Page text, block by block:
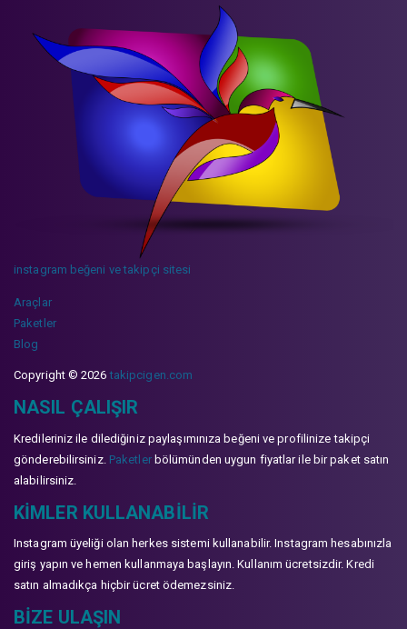
instagram beğeni ve takipçi sitesi
Araçlar
Paketler
Blog
Copyright © 2026takipcigen.com
NASIL ÇALIŞIR
Kredileriniz ile dilediğiniz paylaşımınıza beğeni ve profilinize takipçi
gönderebilirsiniz. Paketlerbölümünden uygun fiyatlar ile bir paket satın
alabilirsiniz.
KIMLER KULLANABILIR
Instagram üyeliği olan herkes sistemi kullanabilir. Instagram hesabınızla
giriş yapın ve hemen kullanmaya başlayın. Kullanım ücretsizdir. Kredi
satın almadıkça hiçbir ücret ödemezsiniz.
BIZE ULAŞIN